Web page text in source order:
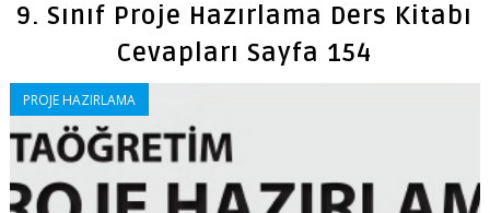
9. Sınıf Proje Hazırlama Ders Kitabı
Cevapları Sayfa 154
PROJE HAZIRLAMA